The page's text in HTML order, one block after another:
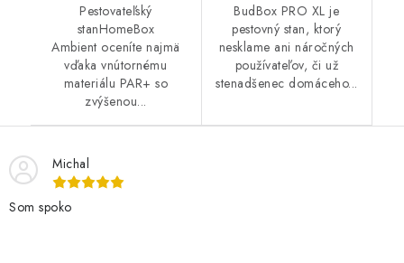
Pestovateľský
stanHomeBox
Ambient oceníte najmä
vďaka vnútornému
materiálu PAR+ so
zvýšenou...
BudBox PRO XL je
pestovný stan, ktorý
nesklame ani náročných
používateľov, či už
stenadšenec domáceho...
Michal
Som spoko